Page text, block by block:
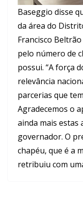
Baseggio disse
da área do
Francisco
pelo número de
possui. “A força
relevância
parcerias que
Agradecemos o
ainda mais estas
governador. O
chapéu, que é a
retribuiu com